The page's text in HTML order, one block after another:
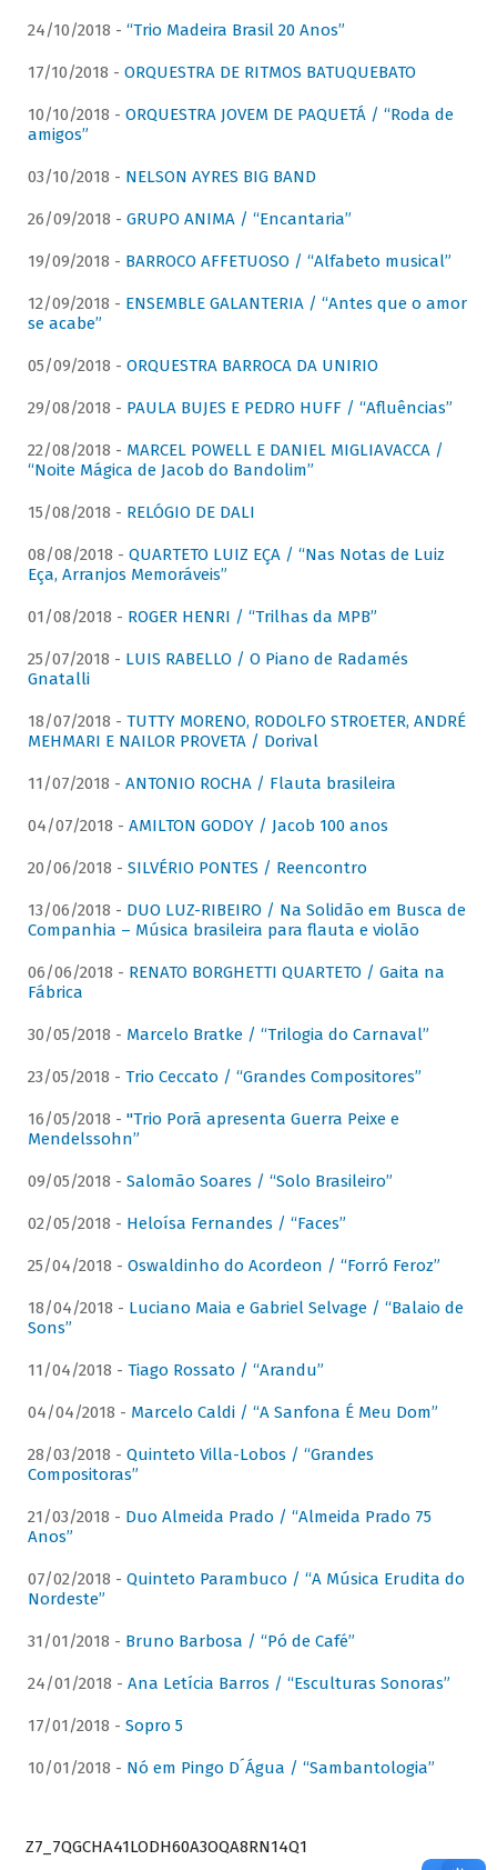
24/10/2018 - “Trio Madeira Brasil 20 Anos”
17/10/2018 - ORQUESTRA DE RITMOS BATUQUEBATO
10/10/2018 - ORQUESTRA JOVEM DE PAQUETÁ / “Roda de
amigos”
03/10/2018 - NELSON AYRES BIG BAND
26/09/2018 - GRUPO ANIMA / “Encantaria”
19/09/2018 - BARROCO AFFETUOSO / “Alfabeto musical”
12/09/2018 - ENSEMBLE GALANTERIA / “Antes que o amor
se acabe”
05/09/2018 - ORQUESTRA BARROCA DA UNIRIO
29/08/2018 - PAULA BUJES E PEDRO HUFF / “Afluências”
22/08/2018 - MARCEL POWELL E DANIEL MIGLIAVACCA /
“Noite Mágica de Jacob do Bandolim”
15/08/2018 - RELÓGIO DE DALI
08/08/2018 - QUARTETO LUIZ EÇA / “Nas Notas de Luiz
Eça, Arranjos Memoráveis”
01/08/2018 - ROGER HENRI / “Trilhas da MPB”
25/07/2018 - LUIS RABELLO / O Piano de Radamés
Gnatalli
18/07/2018 - TUTTY MORENO, RODOLFO STROETER, ANDRÉ
MEHMARI E NAILOR PROVETA / Dorival
11/07/2018 - ANTONIO ROCHA / Flauta brasileira
04/07/2018 - AMILTON GODOY / Jacob 100 anos
20/06/2018 - SILVÉRIO PONTES / Reencontro
13/06/2018 - DUO LUZ-RIBEIRO / Na Solidão em Busca de
Companhia – Música brasileira para flauta e violão
06/06/2018 - RENATO BORGHETTI QUARTETO / Gaita na
Fábrica
30/05/2018 - Marcelo Bratke / “Trilogia do Carnaval”
23/05/2018 - Trio Ceccato / “Grandes Compositores”
16/05/2018 - "Trio Porã apresenta Guerra Peixe e
Mendelssohn”
09/05/2018 - Salomão Soares / “Solo Brasileiro”
02/05/2018 - Heloísa Fernandes / “Faces”
25/04/2018 - Oswaldinho do Acordeon / “Forró Feroz”
18/04/2018 - Luciano Maia e Gabriel Selvage / “Balaio de
Sons”
11/04/2018 - Tiago Rossato / “Arandu”
04/04/2018 - Marcelo Caldi / “A Sanfona É Meu Dom”
28/03/2018 - Quinteto Villa-Lobos / “Grandes
Compositoras”
21/03/2018 - Duo Almeida Prado / “Almeida Prado 75
Anos”
07/02/2018 - Quinteto Parambuco / “A Música Erudita do
Nordeste”
31/01/2018 - Bruno Barbosa / “Pó de Café”
24/01/2018 - Ana Letícia Barros / “Esculturas Sonoras”
17/01/2018 - Sopro 5
10/01/2018 - Nó em Pingo D´Água / “Sambantologia”
Z7_7QGCHA41LODH60A3OQA8RN14Q1